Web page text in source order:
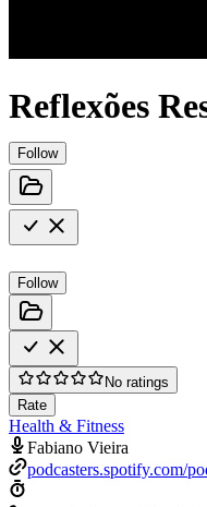
Reflexões
Follow
Follow
No ratings
Rate
Health & Fitness
Fabiano Vieira
podcasters.spotify.com/